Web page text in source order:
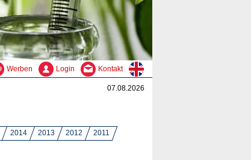
Werben Login Kontakt
07.08.2026
2014 2013 2012
2011